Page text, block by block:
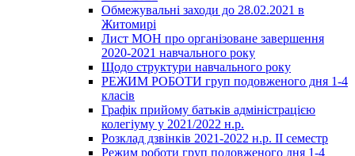
Обмежувальні заходи до 28.02.2021 в
Житомирі
Лист МОН про організоване завершення
2020-2021 навчального року
Щодо структури навчального року
РЕЖИМ РОБОТИ груп подовженого дня 1-4
класів
Графік прийому батьків адміністрацією
колегіуму у 2021/2022 н.р.
Розклад дзвінків 2021-2022 н.р. ІІ семестр
Режим роботи груп подовженого дня 1-4